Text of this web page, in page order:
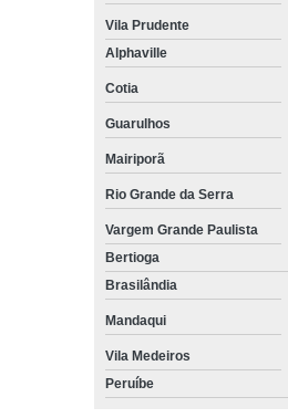
Vila Prudente
Alphaville
Cotia
Guarulhos
Mairiporã
Rio Grande da Serra
Vargem Grande Paulista
Bertioga
Brasilândia
Mandaqui
Vila Medeiros
Peruíbe